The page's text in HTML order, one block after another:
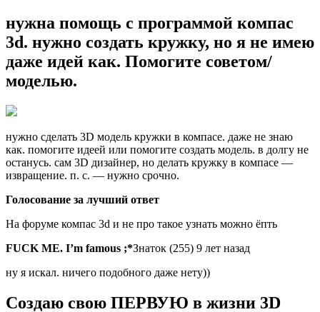
нужна помощь с программой компас
3d. нужно создать кружку, но я не имею
даже идей как. Помогите советом/
моделью.
нужно сделать 3D модель кружки в компасе. даже не знаю
как. помогите идеей или помогите создать модель. в долгу не
останусь. сам 3D дизайнер, но делать кружку в компасе —
извращение. п. с. — нужно срочно.
Голосование за лучший ответ
На форуме компас 3d и не про такое узнать можно ёпть
FUCK ME. I’m famous ;*Знаток (255) 9 лет назад
ну я искал. ничего подобного даже нету))
Создаю свою ПЕРВУЮ в жизни 3D